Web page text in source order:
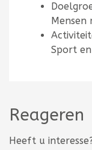
Mensen
Sport
Reageren
Heeft u